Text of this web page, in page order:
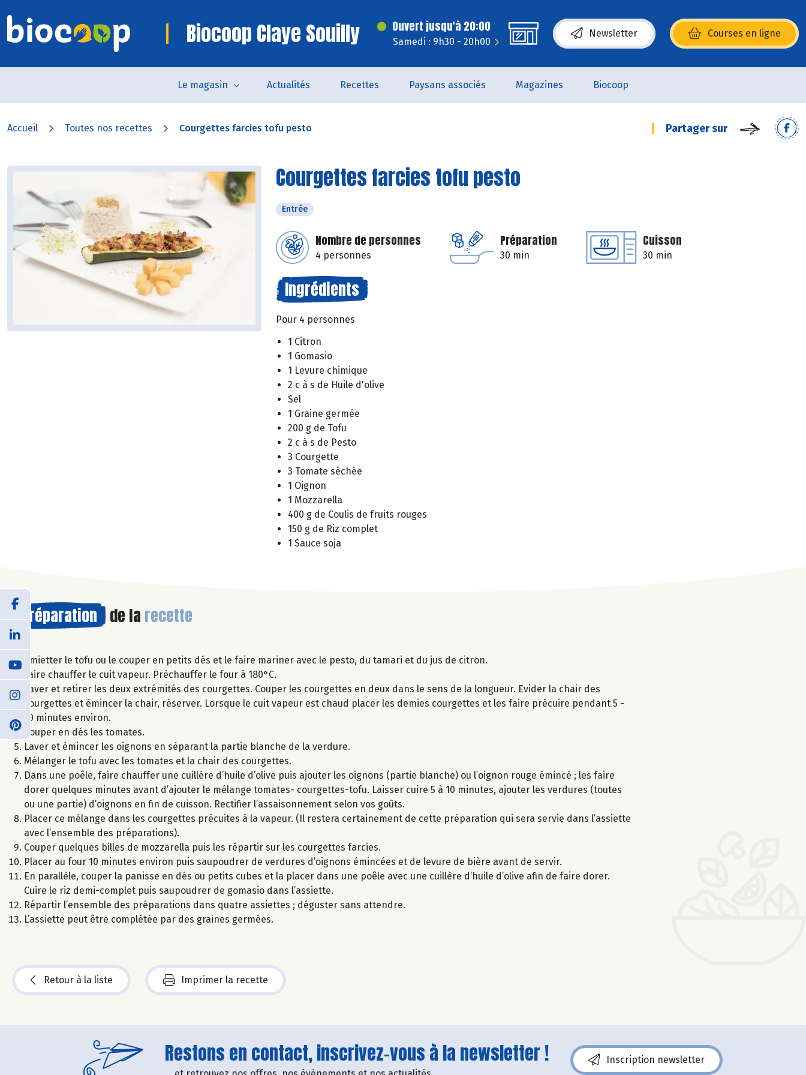
Biocoop Claye Souilly Ouvert jusqu'à 20:00
Samedi : 9h30 - 20h00
Newsletter Courses en ligne
(s’ouvre dans une nouvelle fenêtre)
Le magasin Actualités Recettes Paysans associés Magazines Biocoop
Accueil Toutes nos recettes Courgettes farcies tofu pesto Partager sur
Courgettes farcies tofu pesto
Entrée
Nombre de personnes
4 personnes
Préparation
30 min
Cuisson
30 min
Ingrédients
Pour 4 personnes
1 Citron
1 Gomasio
1 Levure chimique
2 c à s de Huile d'olive
Sel
1 Graine germée
200 g de Tofu
2 c à s de Pesto
3 Courgette
3 Tomate séchée
1 Oignon
1 Mozzarella
400 g de Coulis de fruits rouges
150 g de Riz complet
1 Sauce soja
Préparation de la recette
Emietter le tofu ou le couper en petits dés et le faire mariner avec le pesto, du tamari et du jus de citron.
Faire chauffer le cuit vapeur. Préchauffer le four à 180°C.
Laver et retirer les deux extrémités des courgettes. Couper les courgettes en deux dans le sens de la longueur. Evider la chair des
courgettes et émincer la chair, réserver. Lorsque le cuit vapeur est chaud placer les demies courgettes et les faire précuire pendant 5 -
10 minutes environ.
Couper en dés les tomates.
Laver et émincer les oignons en séparant la partie blanche de la verdure.
Mélanger le tofu avec les tomates et la chair des courgettes.
Dans une poêle, faire chauffer une cuillère d’huile d’olive puis ajouter les oignons (partie blanche) ou l’oignon rouge émincé ; les faire
dorer quelques minutes avant d’ajouter le mélange tomates- courgettes-tofu. Laisser cuire 5 à 10 minutes, ajouter les verdures (toutes
ou une partie) d’oignons en fin de cuisson. Rectifier l’assaisonnement selon vos goûts.
Placer ce mélange dans les courgettes précuites à la vapeur. (Il restera certainement de cette préparation qui sera servie dans l’assiette
avec l’ensemble des préparations).
Couper quelques billes de mozzarella puis les répartir sur les courgettes farcies.
Placer au four 10 minutes environ puis saupoudrer de verdures d’oignons émincées et de levure de bière avant de servir.
En parallèle, couper la panisse en dés ou petits cubes et la placer dans une poêle avec une cuillère d’huile d’olive afin de faire dorer.
Cuire le riz demi-complet puis saupoudrer de gomasio dans l’assiette.
Répartir l’ensemble des préparations dans quatre assiettes ; déguster sans attendre.
L’assiette peut être complétée par des graines germées.
Retour à la liste Imprimer la recette
Restons en contact, inscrivez-vous à la newsletter ! Inscription newsletter